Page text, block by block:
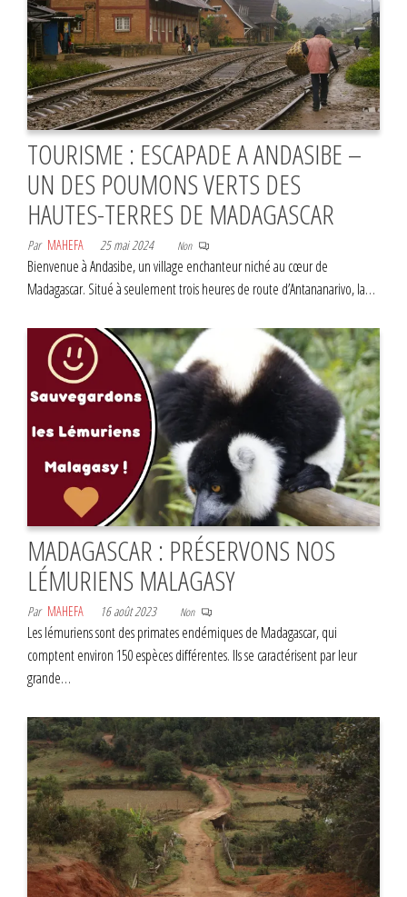
TOURISME : ESCAPADE A ANDASIBE –
UN DES POUMONS VERTS DES
HAUTES-TERRES DE MADAGASCAR
Par MAHEFA 25 mai 2024 Non
Bienvenue à Andasibe, un village enchanteur niché au cœur de
Madagascar. Situé à seulement trois heures de route d’Antananarivo, la…
MADAGASCAR : PRÉSERVONS NOS
LÉMURIENS MALAGASY
Par MAHEFA 16 août 2023 Non
Les lémuriens sont des primates endémiques de Madagascar, qui
comptent environ 150 espèces différentes. Ils se caractérisent par leur
grande…